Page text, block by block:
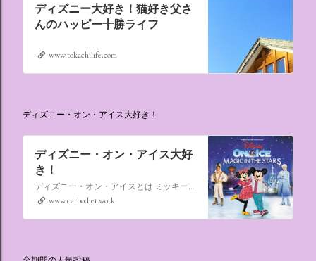
ディズニー大好き！猫好き父さ
んのハッピー十勝ライフ
www.tokachilife.com
ディズニー・オン・アイス大好き！
ディズニー・オン・アイス大好
き！
ディズニー・オン・アイスとは ミッキーマウスやミニーマウスをはじめ、たくさんのディズニーキャラクターが登場し、世代を超えて愛され続けている、氷の上のミュージカルショーです。
www.carbodiet.work